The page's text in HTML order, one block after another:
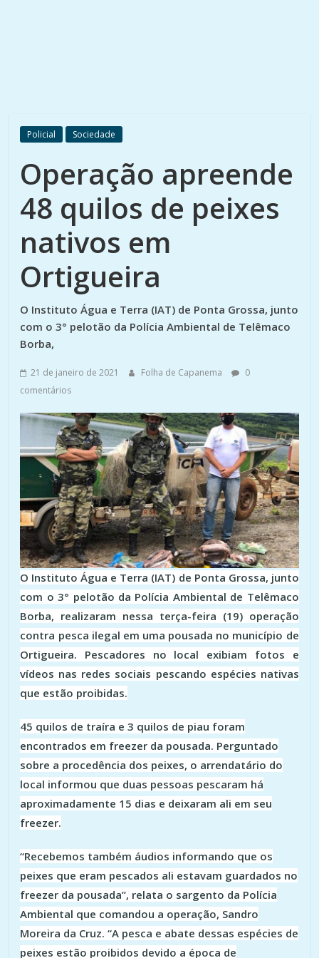
Policial Sociedade
Operação apreende
48 quilos de peixes
nativos em
Ortigueira
O Instituto Água e Terra (IAT) de Ponta Grossa, junto
com o 3° pelotão da Polícia Ambiental de Telêmaco
Borba,
21 de janeiro de 2021 Folha de Capanema
0
comentários
O Instituto Água e Terra (IAT) de Ponta Grossa, junto
com o 3° pelotão da Polícia Ambiental de Telêmaco
Borba, realizaram nessa terça-feira (19) operação
contra pesca ilegal em uma pousada no município de
Ortigueira. Pescadores no local exibiam fotos e
vídeos nas redes sociais pescando espécies nativas
que estão proibidas.
45 quilos de traíra e 3 quilos de piau foram
encontrados em freezer da pousada. Perguntado
sobre a procedência dos peixes, o arrendatário do
local informou que duas pessoas pescaram há
aproximadamente 15 dias e deixaram ali em seu
freezer.
“Recebemos também áudios informando que os
peixes que eram pescados ali estavam guardados no
freezer da pousada”, relata o sargento da Polícia
Ambiental que comandou a operação, Sandro
Moreira da Cruz. “A pesca e abate dessas espécies de
peixes estão proibidos devido a época de